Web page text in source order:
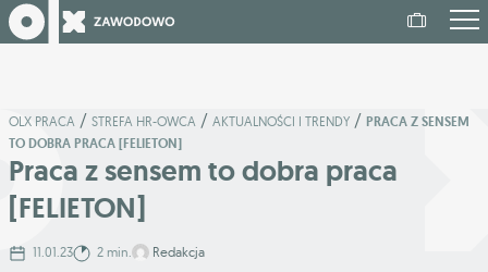
OLX PRACA / STREFA HR-OWCA / AKTUALNOŚCI I TRENDY / PRACA Z SENSEM
TO DOBRA PRACA [FELIETON]
Praca z sensem to dobra praca
[FELIETON]
11.01.23 2 min. Redakcja